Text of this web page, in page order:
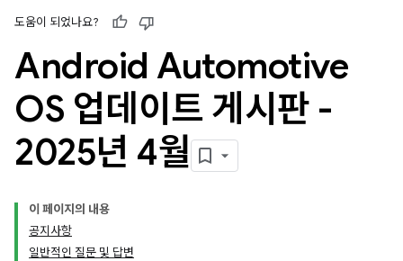
도움이 되었나요?
Android Automotive
OS 업데이트 게시판 -
2025년 4월
이 페이지의 내용
공지사항
일반적인 질문 및 답변